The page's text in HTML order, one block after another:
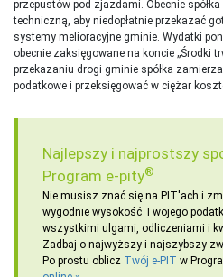
przepustów pod zjazdami. Obecnie
techniczną, aby niedopłatnie przekazać
systemy melioracyjne gminie. Wydatki
obecnie zaksięgowane na koncie „Środki
przekazaniu drogi gminie spółka
podatkowe i przeksięgować w ciężar
Najlepszy i najprostszy
Program e-pity®
Nie musisz znać się na PIT'ach i
wygodnie wysokość Twojego
wszystkimi ulgami, odliczeniami i
Zadbaj o najwyższy i najszybszy
Po prostu oblicz Twój e-PIT w